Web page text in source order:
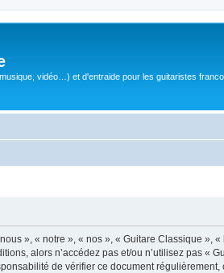
vidéo…) et d'entraide pour les guitaristes
», « notre », « nos », « Guitare Classique »,
alors n’accédez pas et/ou n’utilisez pas
de vérifier ce document